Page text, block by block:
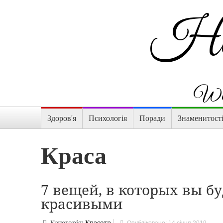
Здоров'я Психологія Поради Знаменитості
Краса
7 вещей, в которых вы
красивыми